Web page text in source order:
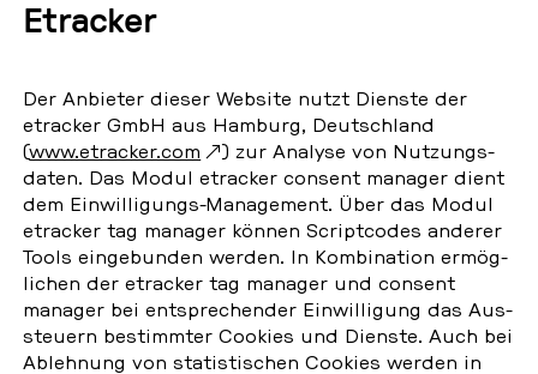
Etra­cker
Der An­bie­ter dieser Website nutzt Dienste der
etra­cker GmbH aus Hamburg, Deutsch­land
(www.etra­cker.com
) zur Analyse von Nut­zungs­
da­ten. Das Modul etra­cker consent manager dient
dem Ein­wil­li­gungs-Ma­nage­ment. Über das Modul
etra­cker tag manager können Script­codes anderer
Tools ein­ge­bun­den werden. In Kom­bi­na­ti­on er­mög­
li­chen der etra­cker tag manager und consent
manager bei ent­spre­chen­der Ein­wil­li­gung das Aus­
steu­ern be­stimm­ter Cookies und Dienste. Auch bei
Ab­leh­nung von sta­tis­ti­schen Cookies werden in